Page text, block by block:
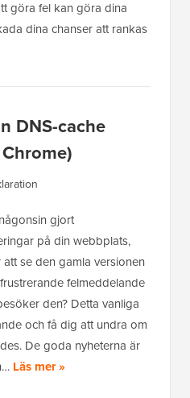
göra fel kan göra dina
dina chanser att rankas
DNS-cache
gjort
på din webbplats,
se den gamla versionen
felmeddelande
den? Detta vanliga
och få dig att undra om
De goda nyheterna är
Läs mer »